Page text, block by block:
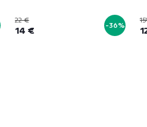
22 €
14 € -36%